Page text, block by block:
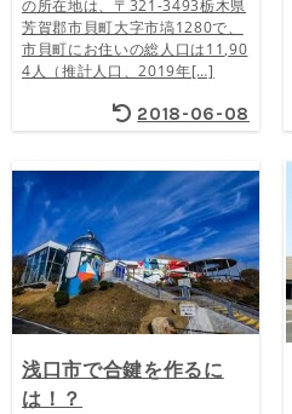
の所在地は、〒321-3493栃木県
芳賀郡市貝町大字市塙1280で、
市貝町にお住いの総人口は11,90
4人（推計人口、2019年[…]
2018-06-08
浅口市で合鍵を作るに
は！？